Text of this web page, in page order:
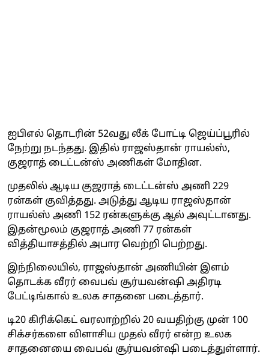
ஐபிஎல் தொடரின் 52வது லீக் போட்டி ஜெய்ப்பூரில்
நேற்று நடந்தது. இதில் ராஜஸ்தான் ராயல்ஸ்,
குஜராத் டைட்டன்ஸ் அணிகள் மோதின.
முதலில் ஆடிய குஜராத் டைட்டன்ஸ் அணி 229
ரன்கள் குவித்தது. அடுத்து ஆடிய ராஜஸ்தான்
ராயல்ஸ் அணி 152 ரன்களுக்கு ஆல் அவுட்டானது.
இதன்மூலம் குஜராத் அணி 77 ரன்கள்
வித்தியாசத்தில் அபார வெற்றி பெற்றது.
இந்நிலையில், ராஜஸ்தான் அணியின் இளம்
தொடக்க வீரர் வைபவ் சூர்யவன்ஷி அதிரடி
பேட்டிங்கால் உலக சாதனை படைத்தார்.
டி20 கிரிக்கெட் வரலாற்றில் 20 வயதிற்கு முன் 100
சிக்சர்களை விளாசிய முதல் வீரர் என்ற உலக
சாதனையை வைபவ் சூர்யவன்ஷி படைத்துள்ளார்.